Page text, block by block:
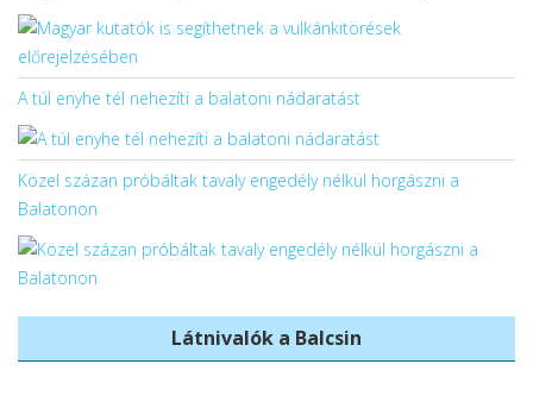
A túl enyhe tél nehezíti a balatoni nádaratást
Közel százan próbáltak tavaly engedély nélkül horgászni a
Balatonon
Látnivalók a Balcsin